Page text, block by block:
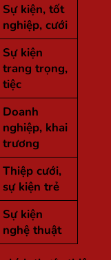
Sự kiện, tốt
nghiệp, cưới
Sự kiện
trang trọng,
tiệc
Doanh
nghiệp, khai
trương
Thiệp cưới,
sự kiện trẻ
Sự kiện
nghệ thuật